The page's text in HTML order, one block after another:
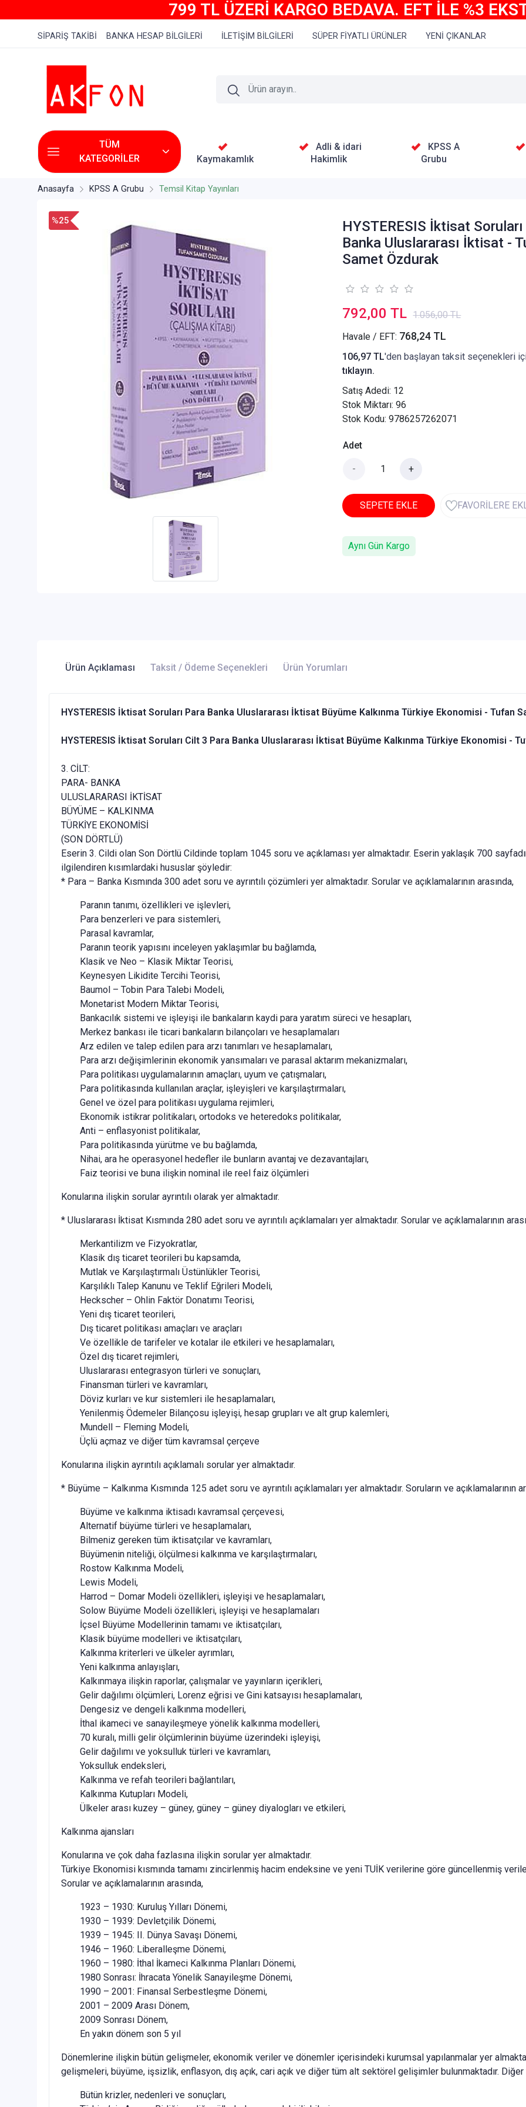
799 TL ÜZERİ KARGO BEDAVA. EFT İLE %3
SİPARİŞ TAKİBİ BANKA HESAP BİLGİLERİ İLETİŞİM BİLGİLERİ SÜPER FİYATLI ÜRÜNLER YENİ ÇIKANLAR
TÜM
KATEGORİLER
Kaymakamlık
Adli & idari
Hakimlik
KPSS A
Grubu
Anasayfa KPSS A Grubu Temsil Kitap Yayınları
%25
HYSTERESIS İktisat
Banka Uluslararası İktisat -
Samet Özdurak
792,00 TL 1.056,00 TL
Havale / EFT: 768,24 TL
106,97 TL'den başlayan taksit seçenekleri
tıklayın.
Satış Adedi: 12
Stok Miktarı: 96
Stok Kodu: 9786257262071
Adet
- +
SEPETE EKLE FAVORİLERE
Aynı Gün Kargo
Ürün Açıklaması Taksit / Ödeme Seçenekleri Ürün Yorumları
HYSTERESIS İktisat Soruları Para Banka Uluslararası İktisat Büyüme Kalkınma Türkiye Ekonomisi - Tufan
HYSTERESIS İktisat Soruları Cilt 3 Para Banka Uluslararası İktisat Büyüme Kalkınma Türkiye Ekonomisi -
3. CİLT:
PARA- BANKA
ULUSLARARASI İKTİSAT
BÜYÜME – KALKINMA
TÜRKİYE EKONOMİSİ
(SON DÖRTLÜ)
Eserin 3. Cildi olan Son Dörtlü Cildinde toplam 1045 soru ve açıklaması yer almaktadır. Eserin yaklaşık 700
ilgilendiren kısımlardaki hususlar şöyledir:
* Para – Banka Kısmında 300 adet soru ve ayrıntılı çözümleri yer almaktadır. Sorular ve açıklamalarının arasında,
Paranın tanımı, özellikleri ve işlevleri,
Para benzerleri ve para sistemleri,
Parasal kavramlar,
Paranın teorik yapısını inceleyen yaklaşımlar bu bağlamda,
Klasik ve Neo – Klasik Miktar Teorisi,
Keynesyen Likidite Tercihi Teorisi,
Baumol – Tobin Para Talebi Modeli,
Monetarist Modern Miktar Teorisi,
Bankacılık sistemi ve işleyişi ile bankaların kaydi para yaratım süreci ve hesapları,
Merkez bankası ile ticari bankaların bilançoları ve hesaplamaları
Arz edilen ve talep edilen para arzı tanımları ve hesaplamaları,
Para arzı değişimlerinin ekonomik yansımaları ve parasal aktarım mekanizmaları,
Para politikası uygulamalarının amaçları, uyum ve çatışmaları,
Para politikasında kullanılan araçlar, işleyişleri ve karşılaştırmaları,
Genel ve özel para politikası uygulama rejimleri,
Ekonomik istikrar politikaları, ortodoks ve heteredoks politikalar,
Anti – enflasyonist politikalar,
Para politikasında yürütme ve bu bağlamda,
Nihai, ara he operasyonel hedefler ile bunların avantaj ve dezavantajları,
Faiz teorisi ve buna ilişkin nominal ile reel faiz ölçümleri
Konularına ilişkin sorular ayrıntılı olarak yer almaktadır.
* Uluslararası İktisat Kısmında 280 adet soru ve ayrıntılı açıklamaları yer almaktadır. Sorular ve açıklamalarının
Merkantilizm ve Fizyokratlar,
Klasik dış ticaret teorileri bu kapsamda,
Mutlak ve Karşılaştırmalı Üstünlükler Teorisi,
Karşılıklı Talep Kanunu ve Teklif Eğrileri Modeli,
Heckscher – Ohlin Faktör Donatımı Teorisi,
Yeni dış ticaret teorileri,
Dış ticaret politikası amaçları ve araçları
Ve özellikle de tarifeler ve kotalar ile etkileri ve hesaplamaları,
Özel dış ticaret rejimleri,
Uluslararası entegrasyon türleri ve sonuçları,
Finansman türleri ve kavramları,
Döviz kurları ve kur sistemleri ile hesaplamaları,
Yenilenmiş Ödemeler Bilançosu işleyişi, hesap grupları ve alt grup kalemleri,
Mundell – Fleming Modeli,
Üçlü açmaz ve diğer tüm kavramsal çerçeve
Konularına ilişkin ayrıntılı açıklamalı sorular yer almaktadır.
* Büyüme – Kalkınma Kısmında 125 adet soru ve ayrıntılı açıklamaları yer almaktadır. Soruların ve açıklamalarının
Büyüme ve kalkınma iktisadı kavramsal çerçevesi,
Alternatif büyüme türleri ve hesaplamaları,
Bilmeniz gereken tüm iktisatçılar ve kavramları,
Büyümenin niteliği, ölçülmesi kalkınma ve karşılaştırmaları,
Rostow Kalkınma Modeli,
Lewis Modeli,
Harrod – Domar Modeli özellikleri, işleyişi ve hesaplamaları,
Solow Büyüme Modeli özellikleri, işleyişi ve hesaplamaları
İçsel Büyüme Modellerinin tamamı ve iktisatçıları,
Klasik büyüme modelleri ve iktisatçıları,
Kalkınma kriterleri ve ülkeler ayrımları,
Yeni kalkınma anlayışları,
Kalkınmaya ilişkin raporlar, çalışmalar ve yayınların içerikleri,
Gelir dağılımı ölçümleri, Lorenz eğrisi ve Gini katsayısı hesaplamaları,
Dengesiz ve dengeli kalkınma modelleri,
İthal ikameci ve sanayileşmeye yönelik kalkınma modelleri,
70 kuralı, milli gelir ölçümlerinin büyüme üzerindeki işleyişi,
Gelir dağılımı ve yoksulluk türleri ve kavramları,
Yoksulluk endeksleri,
Kalkınma ve refah teorileri bağlantıları,
Kalkınma Kutupları Modeli,
Ülkeler arası kuzey – güney, güney – güney diyalogları ve etkileri,
Kalkınma ajansları
Konularına ve çok daha fazlasına ilişkin sorular yer almaktadır.
Türkiye Ekonomisi kısmında tamamı zincirlenmiş hacim endeksine ve yeni TUİK verilerine göre güncellenmiş
Sorular ve açıklamalarının arasında,
1923 – 1930: Kuruluş Yılları Dönemi,
1930 – 1939: Devletçilik Dönemi,
1939 – 1945: II. Dünya Savaşı Dönemi,
1946 – 1960: Liberalleşme Dönemi,
1960 – 1980: İthal İkameci Kalkınma Planları Dönemi,
1980 Sonrası: İhracata Yönelik Sanayileşme Dönemi,
1990 – 2001: Finansal Serbestleşme Dönemi,
2001 – 2009 Arası Dönem,
2009 Sonrası Dönem,
En yakın dönem son 5 yıl
Dönemlerine ilişkin bütün gelişmeler, ekonomik veriler ve dönemler içerisindeki kurumsal yapılanmalar yer
gelişmeleri, büyüme, işsizlik, enflasyon, dış açık, cari açık ve diğer tüm alt sektörel gelişimler bulunmaktadır.
Bütün krizler, nedenleri ve sonuçları,